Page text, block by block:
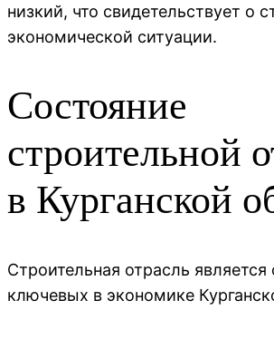
низкий, что свидетельствует о
экономической ситуации.
Состояние
строительной
в Курганской
Строительная отрасль является
ключевых в экономике